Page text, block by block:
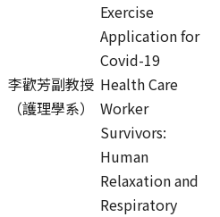
李歡芳副教授
（護理學系）
Exercise
Application for
Covid-19
Health Care
Worker
Survivors:
Human
Relaxation and
Respiratory